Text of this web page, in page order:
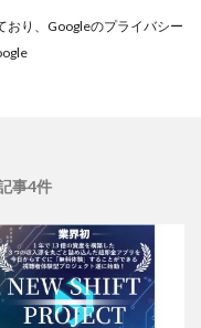
り、Googleのプライバシー
事4件